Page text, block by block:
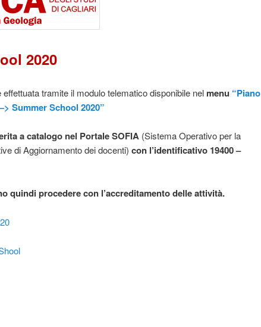
2020
effettuata tramite il modulo telematico disponibile nel menu “Piano
Summer School 2020”
a catalogo nel Portale SOFIA (Sistema Operativo per la
di Aggiornamento dei docenti) con l’identificativo 19400 –
quindi procedere con l’accreditamento delle attività.